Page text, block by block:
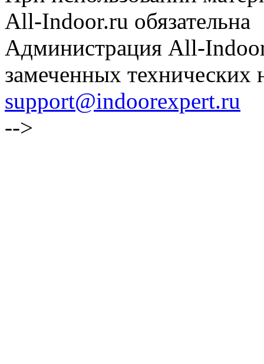
All-Indoor.ru обязательна
Администрация All-
замеченных технических
support@indoorexpert.ru
-->